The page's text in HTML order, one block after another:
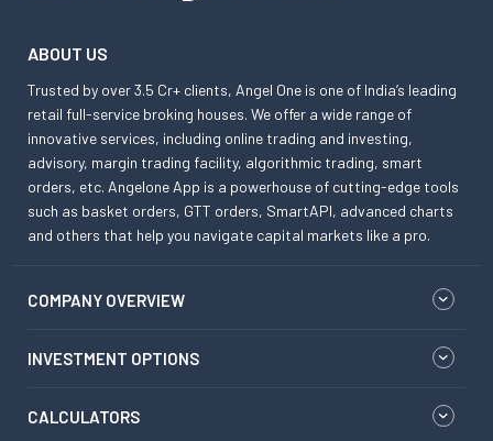
ABOUT US
Trusted by over 3.5 Cr+ clients, Angel One is one of India’s leading
retail full-service broking houses. We offer a wide range of
innovative services, including online trading and investing,
advisory, margin trading facility, algorithmic trading, smart
orders, etc. Angelone App is a powerhouse of cutting-edge tools
such as basket orders, GTT orders, SmartAPI, advanced charts
and others that help you navigate capital markets like a pro.
COMPANY OVERVIEW
INVESTMENT OPTIONS
CALCULATORS